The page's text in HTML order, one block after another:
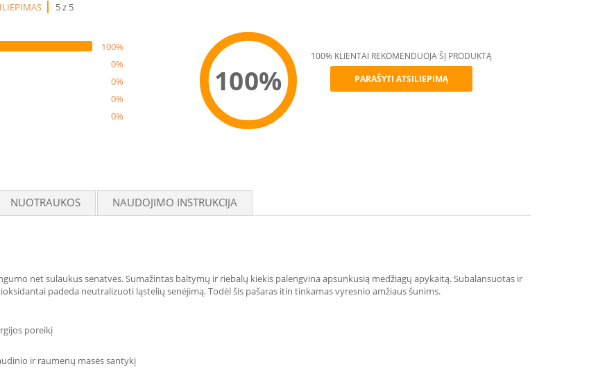
5 z 5
100%
0%
0%
0%
0%
100%
Recommend
100% KLIENTAI REKOMENDUOJA ŠĮ PRODUKTĄ
PARAŠYTI ATSILIEPIMĄ
NUOTRAUKOS NAUDOJIMO INSTRUKCIJA
net sulaukus senatvės. Sumažintas baltymų ir riebalų kiekis palengvina apsunkusią medžiagų apykaitą. Subalansuotas ir
padeda neutralizuoti ląstelių senėjimą. Todėl šis pašaras itin tinkamas vyresnio amžiaus šunims.
poreikį
ir raumenų masės santykį